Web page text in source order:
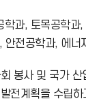
과, 토목공학
전공학과, 에너
봉사 및 국가
계획을 수립